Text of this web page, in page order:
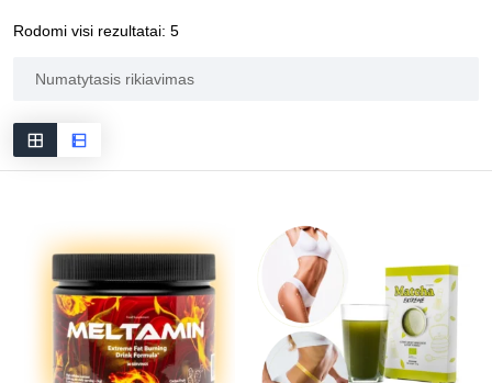
Rodomi visi rezultatai: 5